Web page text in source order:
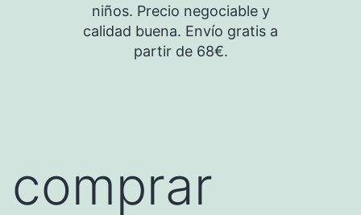
niños. Precio negociable y
calidad buena. Envío gratis a
partir de 68€.
comprar